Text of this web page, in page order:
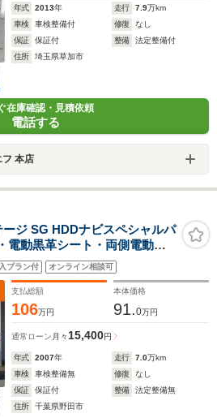
年式 2013年 走行 7.9万km
車検
車検整備付 修復
なし
保証
保証付 整備
法定整備付
住所
埼玉県草加市
在庫確認・見積依頼
電話する
本店
ジ SG HDDナビスペシャルパ
動黒革シート・両側電動ス
フリップダウンモニター・
イブレコーダー・HIDヘッド
ETC・スマートキーオートA/C
プラン付 オンライン相談可
支払総額
106万円
本体価格
91.0万円
通常ローン 月々15,400円
年式 2007年 走行 7.0万km
車検
車検整備無 修復
なし
保証
保証付 整備
法定整備無
住所
千葉県野田市